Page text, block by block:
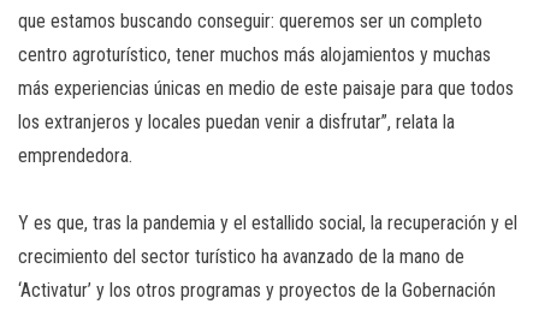
que estamos buscando conseguir: queremos ser un completo
centro agroturístico, tener muchos más alojamientos y muchas
más experiencias únicas en medio de este paisaje para que todos
los extranjeros y locales puedan venir a disfrutar”, relata la
emprendedora.
Y es que, tras la pandemia y el estallido social, la recuperación y el
crecimiento del sector turístico ha avanzado de la mano de
‘Activatur’ y los otros programas y proyectos de la Gobernación